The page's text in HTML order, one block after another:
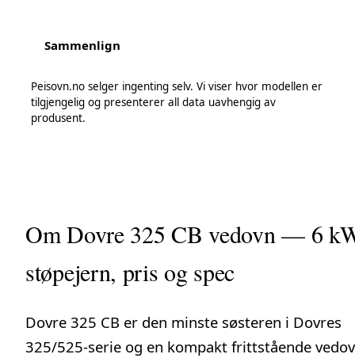
Sammenlign
Peisovn.no selger ingenting selv. Vi viser hvor modellen er
tilgjengelig og presenterer all data uavhengig av
produsent.
Om Dovre 325 CB vedovn — 6
støpejern, pris og spec
Dovre 325 CB er den minste søsteren i Dovres
325/525-serie og en kompakt frittstående